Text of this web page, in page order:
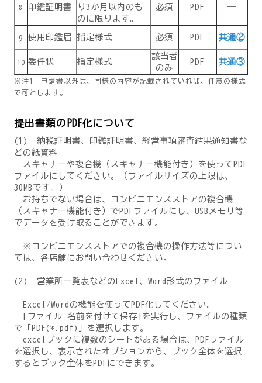
8 印鑑証明書
り3か月以内のも
のに限ります。
必須 PDF ―
9 使用印鑑届 指定様式 必須 PDF 共通②
10 委任状 指定様式
該当者
のみ
PDF 共通③
※注1 申請書以外は、同様の内容が記載されていれば、任意の様式
で可とします。
提出書類のPDF化について
(1) 納税証明書、印鑑証明書、経営事項審査結果通知書な
どの紙資料
スキャナーや複合機（スキャナー機能付き）を使ってPDF
ファイルにしてください。（ファイルサイズの上限は、
30MBです。）
お持ちでない場合は、コンビニエンスストアの複合機
（スキャナー機能付き）でPDFファイルにし、USBメモリ等
でデータを受け取ることができます。
※コンビニエンスストアでの複合機の操作方法等につい
ては、各店舗にお問い合わせください。
(2) 営業所一覧表などのExcel、Word形式のファイル
Excel/Wordの機能を使ってPDF化してください。
[ファイル-名前を付けて保存]を実行し、ファイルの種類
で「PDF(*.pdf)」を選択します。
excelブックに複数のシートがある場合は、PDFファイル
を選択し、表示されたオプションから、ブック全体を選択
するとブック全体をPDFにできます。